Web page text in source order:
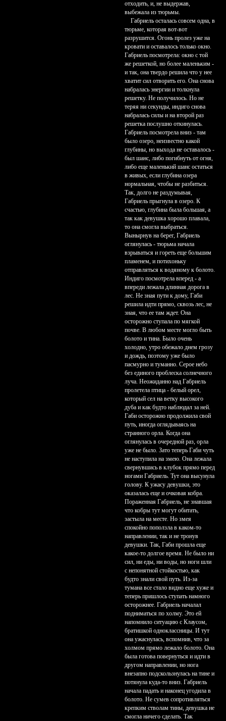
отходить, и, не выдержав,
выбежала из тюрьмы.
Габриель осталась совсем одна, в
тюрьме, которая вот-вот
разрушится. Огонь пролез уже на
кровати и оставалось только окно.
Габриель посмотрела: окно с той
же решеткой, но более маленьким -
и так, она твердо решила что у нее
хватит сил отворить его. Она снова
набралась энергии и толкнула
решетку. Не получилось. Но не
теряя ни секунды, индиго снова
набралась силы и на второй раз
решетка послушно откинулась.
Габриель посмотрела вниз - там
было озеро, неизвестно какой
глубины, но выхода не оставалось -
был шанс, либо погибнуть от огня,
либо еще маленький шанс остаться
в живых, если глубина озера
нормальная, чтобы не разбиться.
Так, долго не раздумывая,
Габриель прыгнула в озеро. К
счастью, глубина была большая, а
так как девушка хорошо плавала,
то она смогла выбраться.
Вынырнув на берег, Габриель
оглянулась - тюрьма начала
взрываться и гореть еще большим
пламенем, и потихоньку
отправляться к водяному к болото.
Индиго посмотрела вперед - а
впереди лежала длинная дорога в
лес. Не зная пути к дому, Габи
решила идти прямо, сквозь лес, не
зная, что ее там ждет. Она
осторожно ступала по мягкой
почве. В любом месте могло быть
болото и тина. Было очень
холодно, утро обежало днем грозу
и дождь, поэтому уже было
пасмурно и туманно. Серое небо
без единого проблеска солнечного
луча. Неожиданно над Габриель
пролетела птица - белый орел,
который сел на ветку высокого
дуба и как будто наблюдал за ней.
Габи осторожно продолжила свой
путь, иногда оглядываясь на
странного орла. Когда она
оглянулась в очередной раз, орла
уже не было. Зато теперь Габи чуть
не наступила на змею. Она лежала
свернувшись в клубок прямо перед
ногами Габриель. Тут она высунула
голову. К ужасу девушки, это
оказалась еще и очковая кобра.
Пораженная Габриель, не знавшая
что кобры тут могут обитать,
застыла на месте. Но змея
спокойно поползла в каком-то
направлении, так и не тронув
девушки. Так, Габи прошла еще
какое-то долгое время. Не было ни
сил, ни еды, ни воды, но ноги шли
с непонятной стойкостью, как
будто знали свой путь. Из-за
тумана все стало видно еще хуже и
теперь пришлось ступать намного
осторожнее. Габриель началал
подниматься по холму. Это ей
напомнило ситуацию с Клаусом,
братишкой одноклассницы. И тут
она ужаснулась, вспомнив, что за
холмом прямо лежало болото. Она
была готова повернуться и идти в
другом направлении, но нога
внезапно подскользнулась на тине и
потянула куда-то вниз. Габриель
начала падать и наконец угодила в
болото. Не сумев сопротивляться
крепким стволам тины, девушка не
смогла ничего сделать. Так